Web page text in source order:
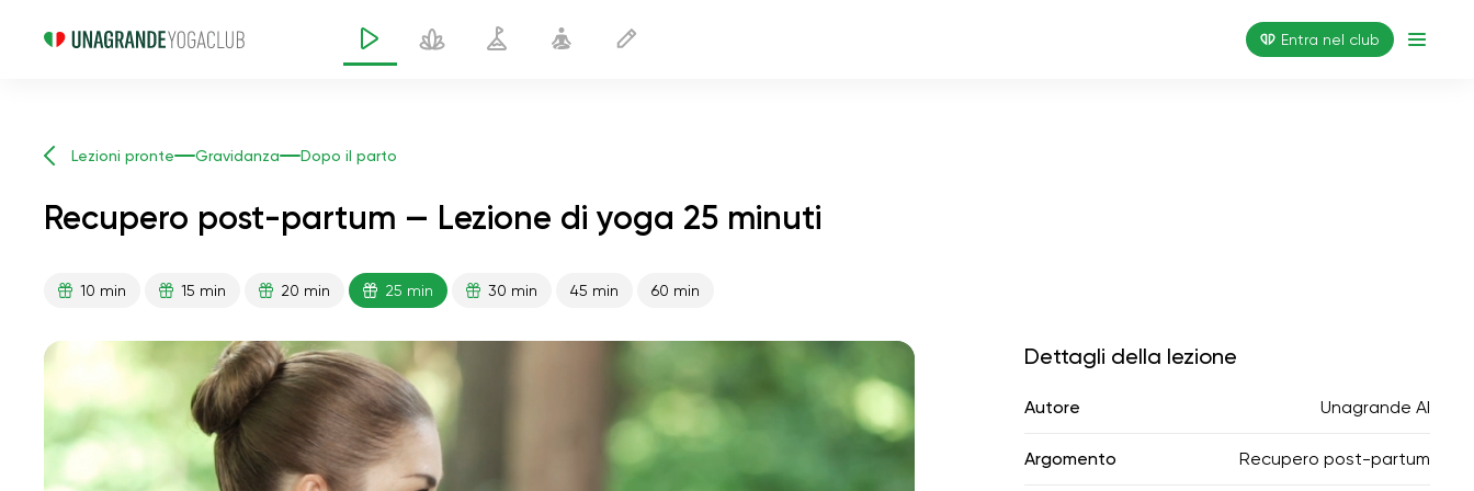
Entra nel club
Lezioni pronte Gravidanza Dopo il parto
Recupero post-partum — Lezione di yoga 25 minuti
10 min 15 min 20 min 25 min 30 min 45 min 60 min
Dettagli della lezione
Autore Unagrande AI
Argomento Recupero post-partum